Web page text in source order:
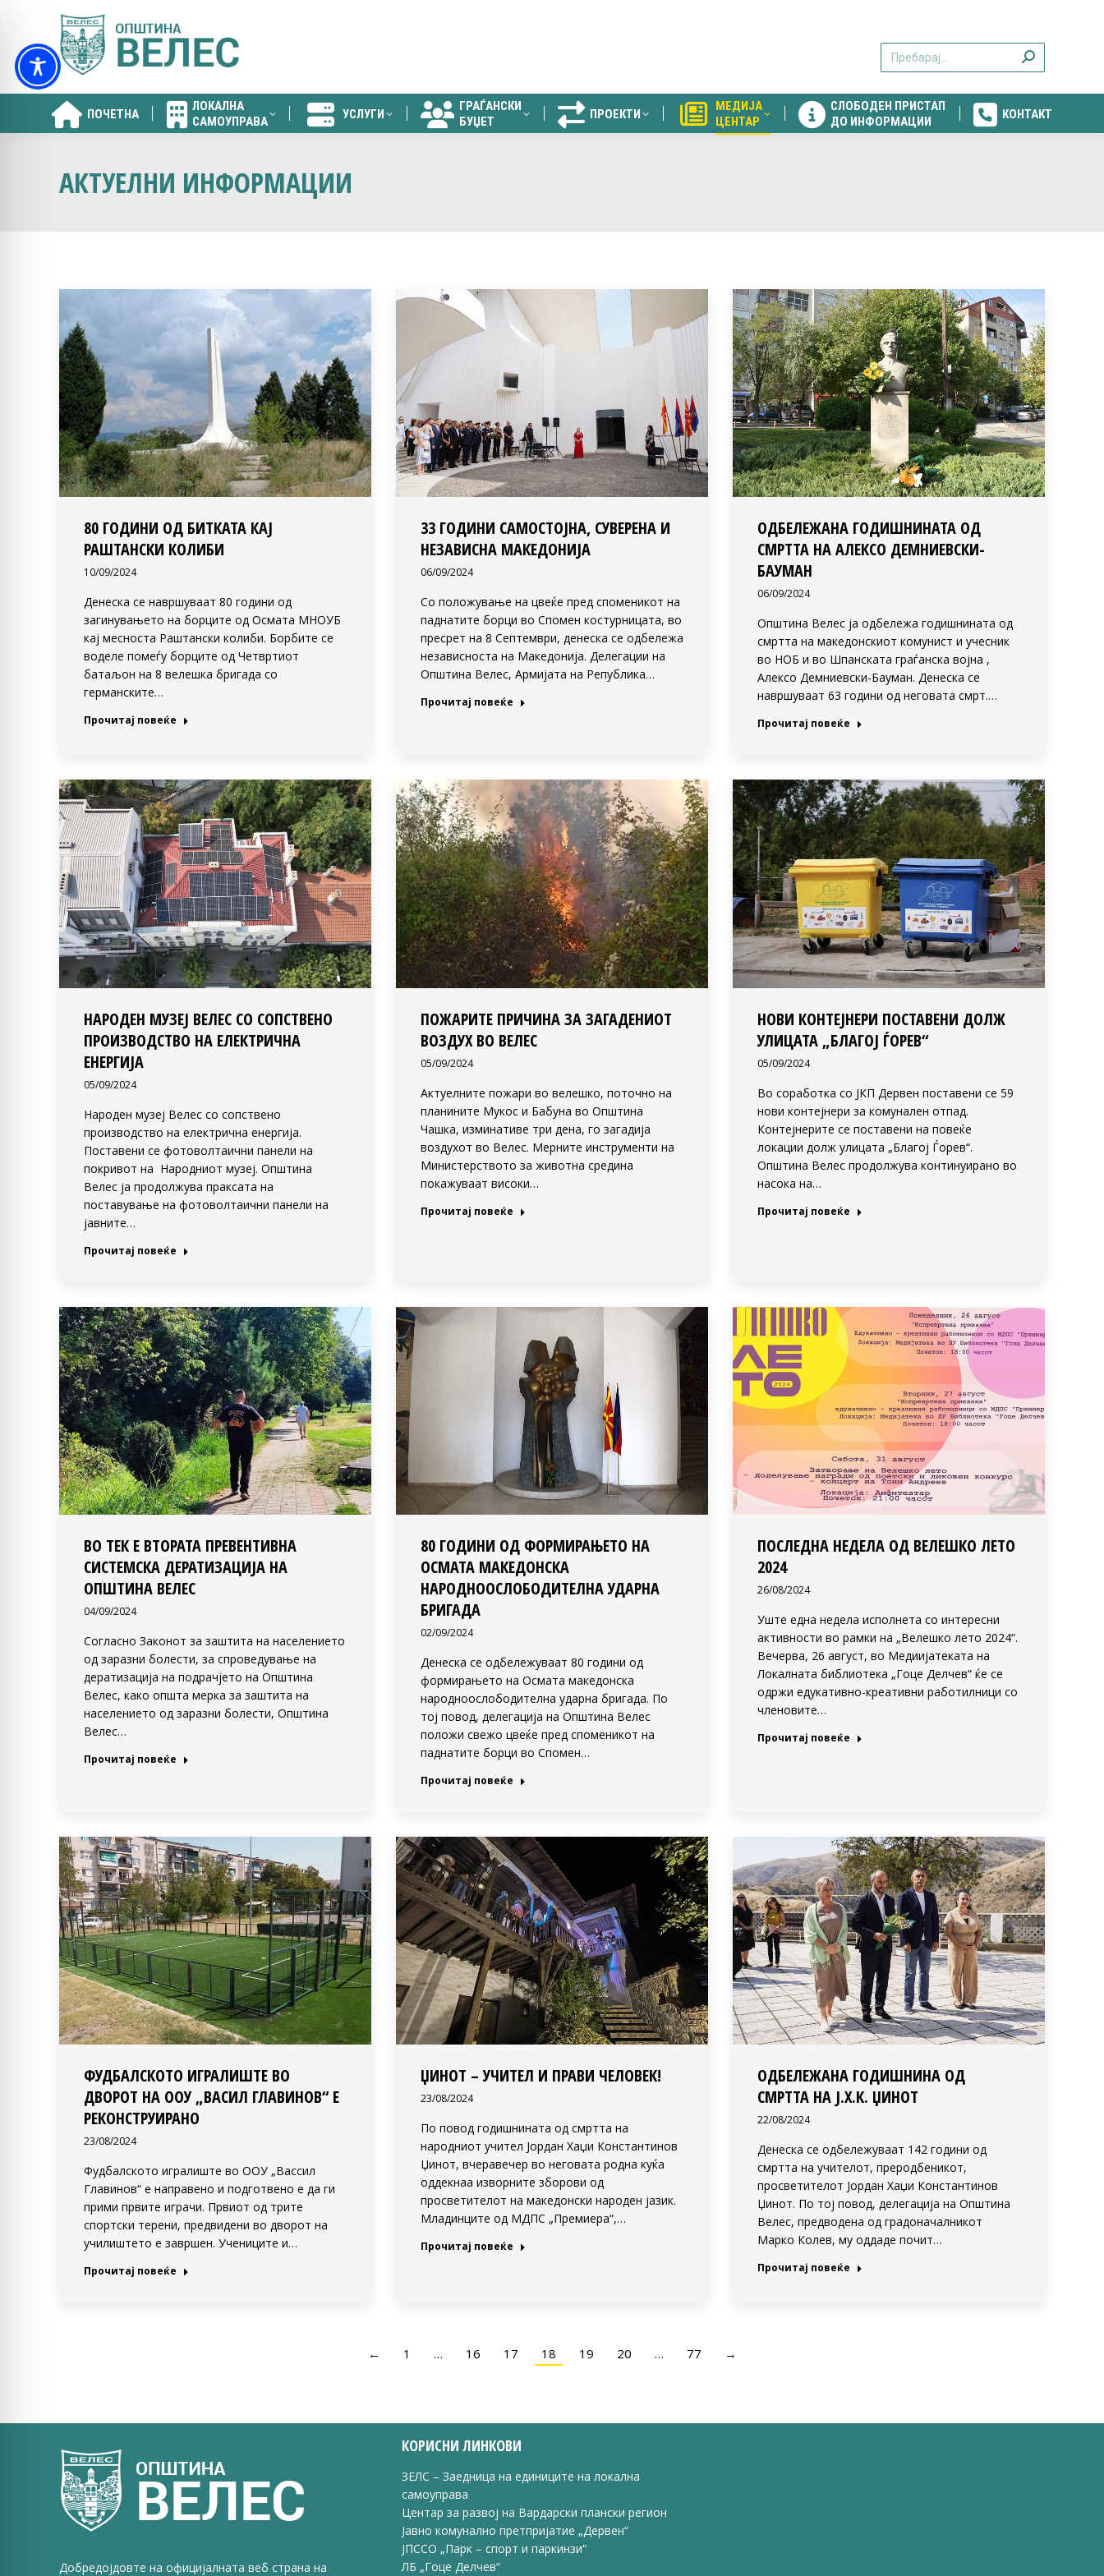
ПОЧЕТНА
ЛОКАЛНА
САМОУПРАВА
УСЛУГИ
ГРАЃАНСКИ
БУЏЕТ
ПРОЕКТИ
МЕДИЈА
ЦЕНТАР
СЛОБОДЕН ПРИСТАП
ДО ИНФОРМАЦИИ
КОНТАКТ
АКТУЕЛНИ ИНФОРМАЦИИ
80 ГОДИНИ ОД БИТКАТА КАЈ
РАШТАНСКИ КОЛИБИ
10/09/2024
Денеска се навршуваат 80 години од
загинувањето на борците од Осмата МНОУБ
кај месноста Раштански колиби. Борбите се
воделе помеѓу борците од Четвртиот
батаљон на 8 велешка бригада со
германските…
Прочитај повеќе
33 ГОДИНИ САМОСТОЈНА, СУВЕРЕНА И
НЕЗАВИСНА МАКЕДОНИЈА
06/09/2024
Со положување на цвеќе пред споменикот на
паднатите борци во Спомен костурницата, во
пресрет на 8 Септември, денеска се одбележа
независноста на Македонија. Делегации на
Општина Велес, Армијата на Република…
Прочитај повеќе
ОДБЕЛЕЖАНА ГОДИШНИНАТА ОД
СМРТТА НА АЛЕКСО ДЕМНИЕВСКИ-
БАУМАН
06/09/2024
Општина Велес ја одбележа годишнината од
смртта на македонскиот комунист и учесник
во НОБ и во Шпанската граѓанска војна ,
Алексо Демниевски-Бауман. Денеска се
навршуваат 63 години од неговата смрт.…
Прочитај повеќе
НАРОДЕН МУЗЕЈ ВЕЛЕС СО СОПСТВЕНО
ПРОИЗВОДСТВО НА ЕЛЕКТРИЧНА
ЕНЕРГИЈА
05/09/2024
Народен музеј Велес со сопствено
производство на електрична енергија.
Поставени се фотоволтаични панели на
покривот на Народниот музеј. Општина
Велес ја продолжува праксата на
поставување на фотоволтаични панели на
јавните…
Прочитај повеќе
ПОЖАРИТЕ ПРИЧИНА ЗА ЗАГАДЕНИОТ
ВОЗДУХ ВО ВЕЛЕС
05/09/2024
Актуелните пожари во велешко, поточно на
планините Мукос и Бабуна во Општина
Чашка, изминативе три дена, го загадија
воздухот во Велес. Мерните инструменти на
Министерството за животна средина
покажуваат високи…
Прочитај повеќе
НОВИ КОНТЕЈНЕРИ ПОСТАВЕНИ ДОЛЖ
УЛИЦАТА „БЛАГОЈ ЃОРЕВ“
05/09/2024
Во соработка со ЈКП Дервен поставени се 59
нови контејнери за комунален отпад.
Контејнерите се поставени на повеќе
локации долж улицата „Благој Ѓорев“.
Општина Велес продолжува континуирано во
насока на…
Прочитај повеќе
ВО ТЕК Е ВТОРАТА ПРЕВЕНТИВНА
СИСТЕМСКА ДЕРАТИЗАЦИЈА НА
ОПШТИНА ВЕЛЕС
04/09/2024
Согласно Законот за заштита на населението
од заразни болести, за спроведување на
дератизација на подрачјето на Општина
Велес, како општа мерка за заштита на
населението од заразни болести, Општина
Велес…
Прочитај повеќе
80 ГОДИНИ ОД ФОРМИРАЊЕТО НА
ОСМАТА МАКЕДОНСКА
НАРОДНООСЛОБОДИТЕЛНА УДАРНА
БРИГАДА
02/09/2024
Денеска се одбележуваат 80 години од
формирањето на Осмата македонска
народноослободителна ударна бригада. По
тој повод, делегација на Општина Велес
положи свежо цвеќе пред споменикот на
паднатите борци во Спомен…
Прочитај повеќе
ПОСЛЕДНА НЕДЕЛА ОД ВЕЛЕШКО ЛЕТО
2024
26/08/2024
Уште една недела исполнета со интересни
активности во рамки на „Велешко лето 2024“.
Вечерва, 26 август, во Медиијатеката на
Локалната библиотека „Гоце Делчев“ ќе се
одржи едукативно-креативни работилници со
членовите…
Прочитај повеќе
ФУДБАЛСКОТО ИГРАЛИШТЕ ВО
ДВОРОТ НА ООУ „ВАСИЛ ГЛАВИНОВ“ Е
РЕКОНСТРУИРАНО
23/08/2024
Фудбалското игралиште во ООУ „Вассил
Главинов“ е направено и подготвено е да ги
прими првите играчи. Првиот од трите
спортски терени, предвидени во дворот на
училиштето е завршен. Учениците и…
Прочитај повеќе
ЏИНОТ – УЧИТЕЛ И ПРАВИ ЧЕЛОВЕК!
23/08/2024
По повод годишнината од смртта на
народниот учител Јордан Хаџи Константинов
Џинот, вчеравечер во неговата родна куќа
оддекнаа изворните зборови од
просветителот на македонски народен јазик.
Младинците од МДПС „Премиера“,…
Прочитај повеќе
ОДБЕЛЕЖАНА ГОДИШНИНА ОД
СМРТТА НА Ј.Х.К. ЏИНОТ
22/08/2024
Денеска се одбележуваат 142 години од
смртта на учителот, преродбеникот,
просветителот Јордан Хаџи Константинов
Џинот. По тој повод, делегација на Општина
Велес, предводена од градоначалникот
Марко Колев, му оддаде почит…
Прочитај повеќе
← 1 … 16 17 18 19 20 … 77 →
Добредојдовте на официјалната веб страна на
КОРИСНИ ЛИНКОВИ
ЗЕЛС – Заедница на единиците на локална
самоуправа
Центар за развој на Вардарски плански регион
Јавно комунално претпријатие „Дервен“
ЈПССО „Парк – спорт и паркинзи“
ЛБ „Гоце Делчев“
ПОЧЕТНА